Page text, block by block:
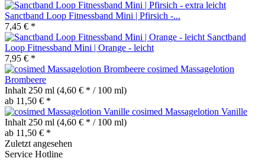
Sanctband Loop Fitnessband Mini | Pfirsich -...
7,45 € *
Sanctband
Loop Fitnessband Mini | Orange - leicht
7,95 € *
cosimed Massagelotion
Brombeere
Inhalt 250 ml (4,60 € * / 100 ml)
ab 11,50 € *
cosimed Massagelotion Vanille
Inhalt 250 ml (4,60 € * / 100 ml)
ab 11,50 € *
Zuletzt angesehen
Service Hotline